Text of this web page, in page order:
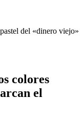
del «dinero viejo»
colores
el